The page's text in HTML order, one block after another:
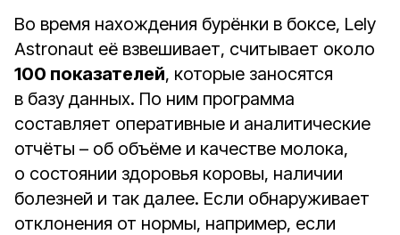
Во время нахождения бурёнки в боксе, Lely
Astronaut её взвешивает, считывает около
100 показателей, которые заносятся
в базу данных. По ним программа
составляет оперативные и аналитические
отчёты – об объёме и качестве молока,
о состоянии здоровья коровы, наличии
болезней и так далее. Если обнаруживает
отклонения от нормы, например, если